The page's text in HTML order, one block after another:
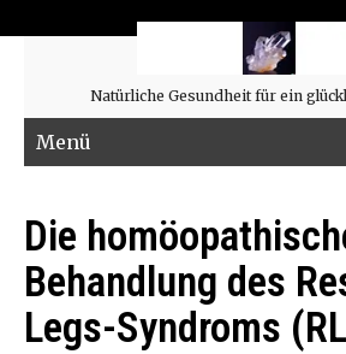
Natürliche Gesundheit für ein
Menü
Die
Behandlung des
Legs-Syndroms